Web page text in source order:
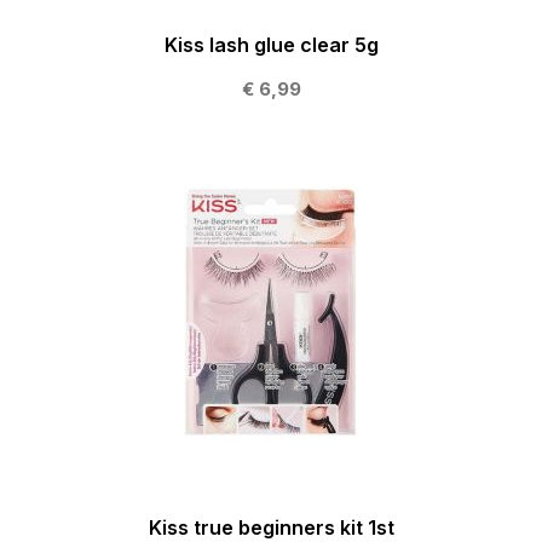
Kiss lash glue clear 5g
€ 6,99
Kiss true beginners kit 1st